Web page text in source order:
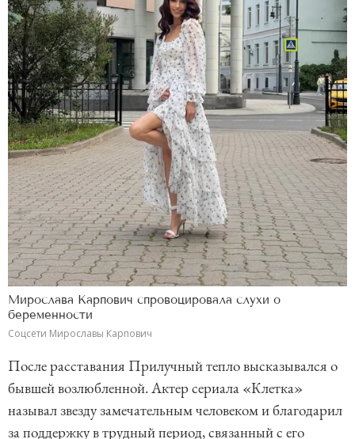
Мирослава Карпович спровоцировала слухи о
беременности
Соцсети Мирославы Карпович
После расставания Прилучный тепло высказывался о
бывшей возлюбленной. Актер сериала «Клетка»
называл звезду замечательным человеком и благодарил
за поддержку в трудный период, связанный с его